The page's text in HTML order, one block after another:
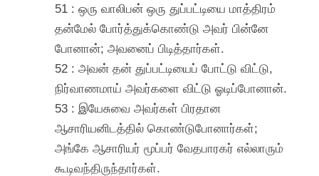
51 : ஒரு வாலிபன் ஒரு துப்பட்டியை மாத்திரம்
தன்மேல் போர்த்துக்கொண்டு அவர் பின்னே
போனான்; அவனைப் பிடித்தார்கள்.
52 : அவன் தன் துப்பட்டியைப் போட்டு விட்டு,
நிர்வாணமாய் அவர்களை விட்டு ஓடிப்போனான்.
53 : இயேசுவை அவர்கள் பிரதான
ஆசாரியனிடத்தில் கொண்டுபோனார்கள்;
அங்கே ஆசாரியர் மூப்பர் வேதபாரகர் எல்லாரும்
கூடிவந்திருந்தார்கள்.